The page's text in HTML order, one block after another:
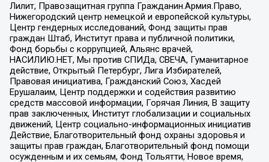
Лилит, Правозащитная группа Гражданин.Армия.Право,
Нижегородский центр немецкой и европейской культуры,
Центр гендерных исследований, Фонд защиты прав
граждан Штаб, Институт права и публичной политики,
Фонд борьбы с коррупцией, Альянс врачей,
НАСИЛИЮ.НЕТ, Мы против СПИДа, СВЕЧА, Гуманитарное
действие, Открытый Петербург, Лига Избирателей,
Правовая инициатива, Гражданский Союз, Хасдей
Ерушалаим, Центр поддержки и содействия развитию
средств массовой информации, Горячая Линия, В защиту
прав заключенных, Институт глобализации и социальных
движений, Центр социально-информационных инициатив
Действие, Благотворительный фонд охраны здоровья и
защиты прав граждан, Благотворительный фонд помощи
осужденным и их семьям, Фонд Тольятти, Новое время,